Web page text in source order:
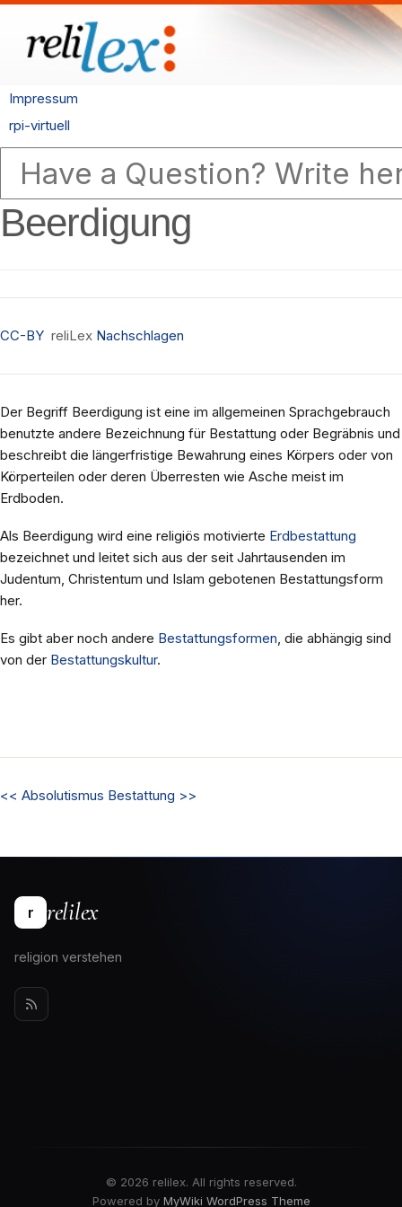
Impressum
rpi-virtuell
Beerdigung
CC-BY reliLex Nachschlagen
Der Begriff Beerdigung ist eine im allgemeinen Sprachgebrauch
benutzte andere Bezeichnung für Bestattung oder Begräbnis und
beschreibt die längerfristige Bewahrung eines Körpers oder von
Körperteilen oder deren Überresten wie Asche meist im
Erdboden.
Als Beerdigung wird eine religiös motivierte Erdbestattung
bezeichnet und leitet sich aus der seit Jahrtausenden im
Judentum, Christentum und Islam gebotenen Bestattungsform
her.
Es gibt aber noch andere Bestattungsformen, die abhängig sind
von der Bestattungskultur.
<< Absolutismus Bestattung >>
r relilex
religion verstehen
© 2026 relilex. All rights reserved.
Powered by MyWiki WordPress Theme